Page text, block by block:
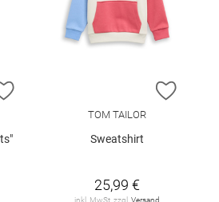
ZUR WUNSCHLISTE HINZUFÜGEN
ZUR
TOM TAILOR
Sweatshirt
25,99 €
inkl. MwSt. zzgl. Versand